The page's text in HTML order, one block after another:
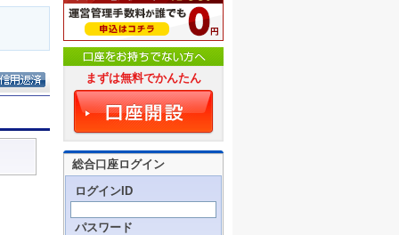
まずは無料でかんたん
総合口座ログイン
ログインID
パスワード